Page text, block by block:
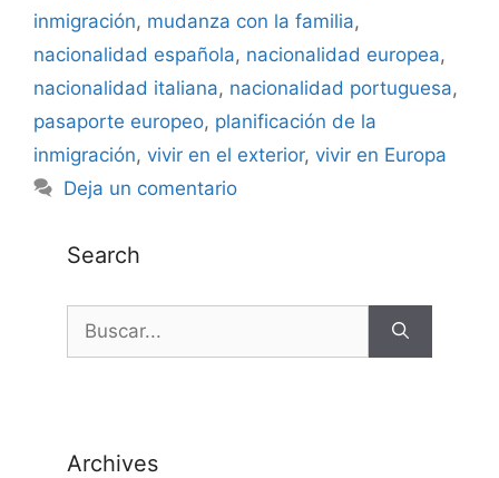
inmigración, mudanza con la familia,
nacionalidad española, nacionalidad europea,
nacionalidad italiana, nacionalidad portuguesa,
pasaporte europeo, planificación de la
inmigración, vivir en el exterior, vivir en Europa
Deja un comentario
Search
Archives